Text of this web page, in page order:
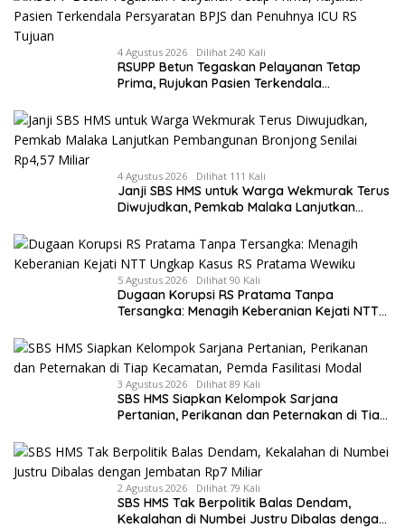
4 Agustus 2026 Dilihat 240 Kali
RSUPP Betun Tegaskan Pelayanan Tetap
Prima, Rujukan Pasien Terkendala
Tujuan
4 Agustus 2026 Dilihat 111 Kali
Janji SBS HMS untuk Warga Wekmurak Terus
Diwujudkan, Pemkab Malaka Lanjutkan
5 Agustus 2026 Dilihat 90 Kali
Dugaan Korupsi RS Pratama Tanpa
Tersangka: Menagih Keberanian Kejati NTT
3 Agustus 2026 Dilihat 89 Kali
SBS HMS Siapkan Kelompok Sarjana
Pertanian, Perikanan dan Peternakan di Tiap
2 Agustus 2026 Dilihat 79 Kali
SBS HMS Tak Berpolitik Balas Dendam,
Kekalahan di Numbei Justru Dibalas dengan